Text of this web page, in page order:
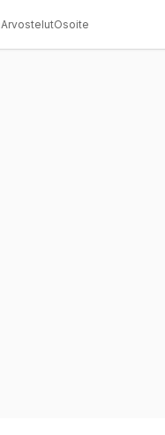
ArvostelutOsoite